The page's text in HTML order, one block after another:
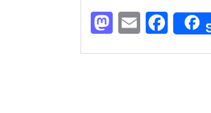
Mastodon
Email